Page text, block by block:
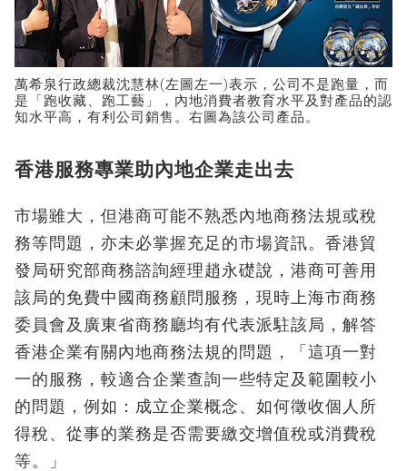
萬希泉行政總裁沈慧林(左圖左一)表示，公司不是跑量，而
是「跑收藏、跑工藝」，內地消費者教育水平及對產品的認
知水平高，有利公司銷售。右圖為該公司產品。
香港服務專業助內地企業走出去
市場雖大，但港商可能不熟悉內地商務法規或稅
務等問題，亦未必掌握充足的市場資訊。香港貿
發局研究部商務諮詢經理趙永礎說，港商可善用
該局的免費中國商務顧問服務，現時上海市商務
委員會及廣東省商務廳均有代表派駐該局，解答
香港企業有關內地商務法規的問題，「這項一對
一的服務，較適合企業查詢一些特定及範圍較小
的問題，例如：成立企業概念、如何徵收個人所
得稅、從事的業務是否需要繳交增值稅或消費稅
等。」